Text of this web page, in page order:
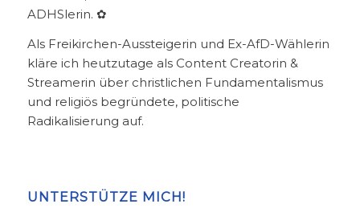
ADHSlerin. ✿
Als Freikirchen-Aussteigerin und Ex-AfD-Wählerin
kläre ich heutzutage als Content Creatorin &
Streamerin über christlichen Fundamentalismus
und religiös begründete, politische
Radikalisierung auf.
UNTERSTÜTZE MICH!